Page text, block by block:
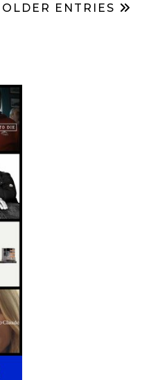
OLDER ENTRIES